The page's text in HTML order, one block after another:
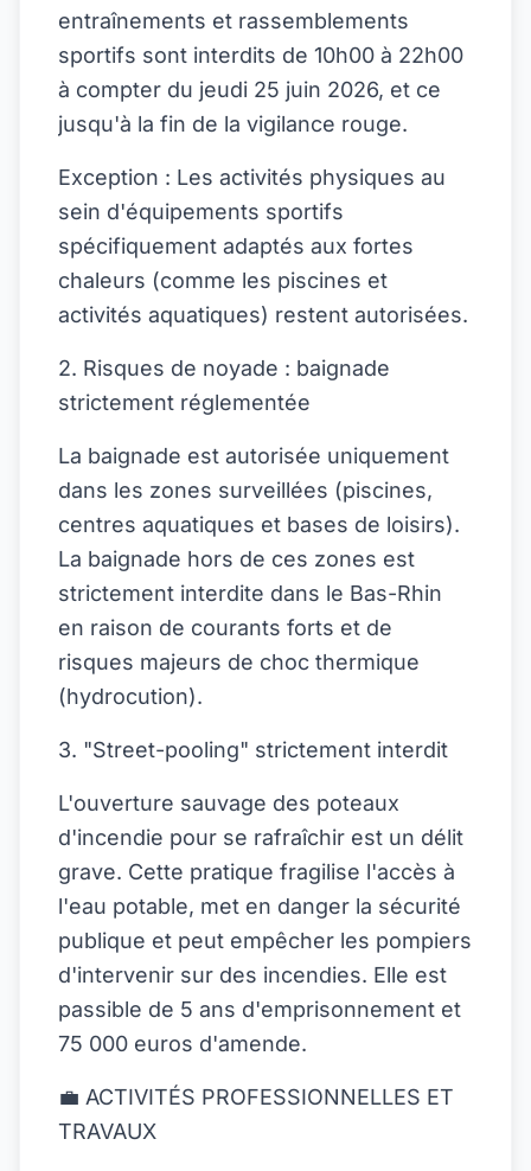
entraînements et rassemblements
sportifs sont interdits de 10h00 à 22h00
à compter du jeudi 25 juin 2026, et ce
jusqu'à la fin de la vigilance rouge.
Exception : Les activités physiques au
sein d'équipements sportifs
spécifiquement adaptés aux fortes
chaleurs (comme les piscines et
activités aquatiques) restent autorisées.
2. Risques de noyade : baignade
strictement réglementée
La baignade est autorisée uniquement
dans les zones surveillées (piscines,
centres aquatiques et bases de loisirs).
La baignade hors de ces zones est
strictement interdite dans le Bas-Rhin
en raison de courants forts et de
risques majeurs de choc thermique
(hydrocution).
3. "Street-pooling" strictement interdit
L'ouverture sauvage des poteaux
d'incendie pour se rafraîchir est un délit
grave. Cette pratique fragilise l'accès à
l'eau potable, met en danger la sécurité
publique et peut empêcher les pompiers
d'intervenir sur des incendies. Elle est
passible de 5 ans d'emprisonnement et
75 000 euros d'amende.
💼 ACTIVITÉS PROFESSIONNELLES ET
TRAVAUX